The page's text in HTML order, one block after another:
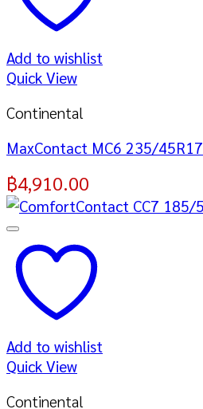
Add to wishlist
Quick View
Continental
MaxContact MC6 235/45R17
฿4,910.00
Add to wishlist
Quick View
Continental